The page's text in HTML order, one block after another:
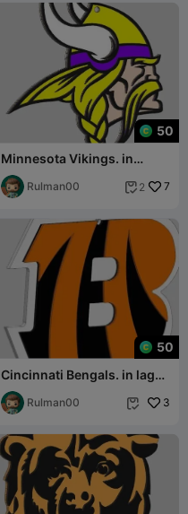
50
Minnesota Vikings. in
layers to be able to print in
colorsRulman00  2 7
50
Cincinnati Bengals. in lagen
om in kleuren te kunnen
printenRulman00  3